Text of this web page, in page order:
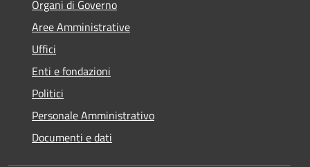
Organi di Governo
Aree Amministrative
Uffici
Enti e fondazioni
Politici
Personale Amministrativo
Documenti e dati